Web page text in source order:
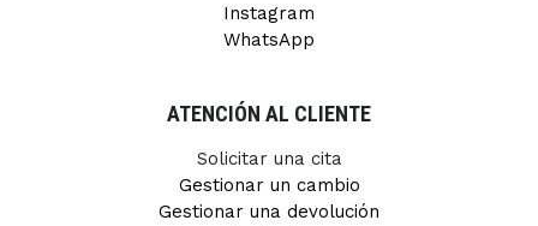
Instagram
WhatsApp
ATENCIÓN AL CLIENTE
Solicitar una cita
Gestionar un cambio
Gestionar una devolución